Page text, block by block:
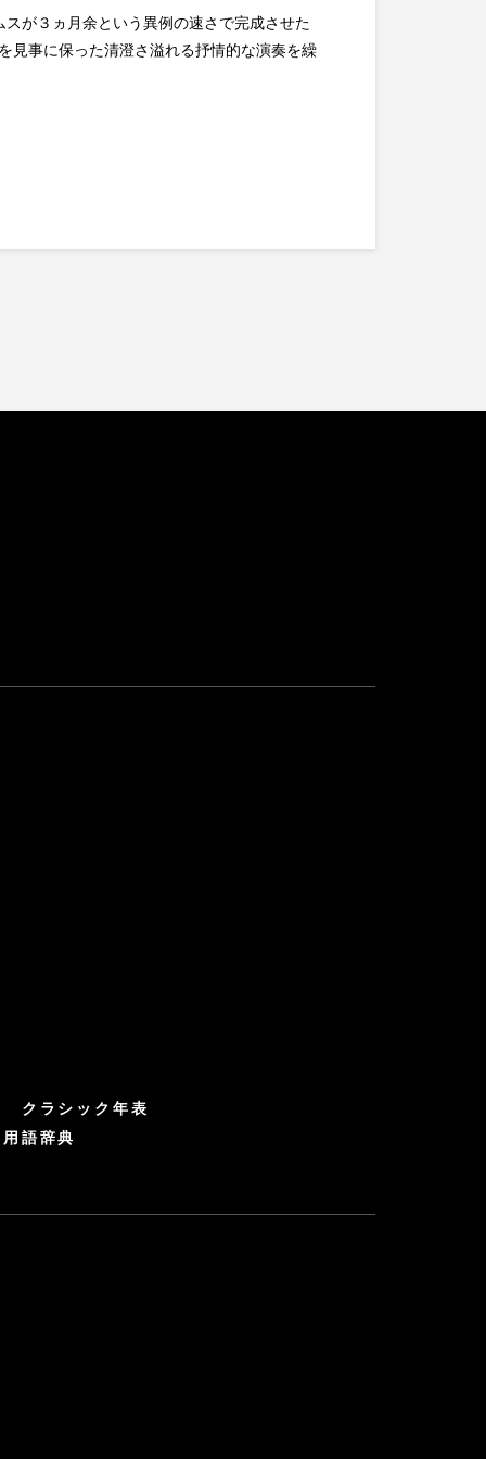
が３ヵ月余という異例の速さで完成させた
見事に保った清澄さ溢れる抒情的な演奏を繰
クラシック年表
語辞典